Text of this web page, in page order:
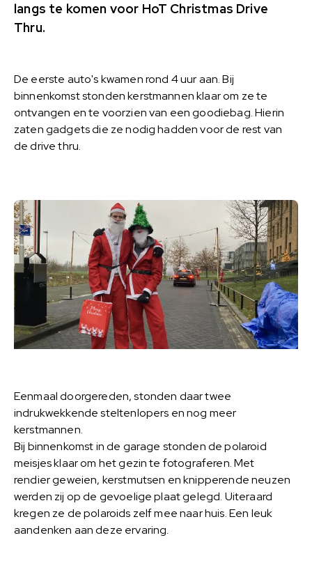
langs te komen voor HoT Christmas Drive
Thru.
De eerste auto's kwamen rond 4 uur aan. Bij
binnenkomst stonden kerstmannen klaar om ze te
ontvangen en te voorzien van een goodiebag. Hierin
zaten gadgets die ze nodig hadden voor de rest van
de drive thru.
Eenmaal doorgereden, stonden daar twee
indrukwekkende steltenlopers en nog meer
kerstmannen.
Bij binnenkomst in de garage stonden de polaroid
meisjes klaar om het gezin te fotograferen. Met
rendier geweien, kerstmutsen en knipperende neuzen
werden zij op de gevoelige plaat gelegd. Uiteraard
kregen ze de polaroids zelf mee naar huis. Een leuk
aandenken aan deze ervaring.